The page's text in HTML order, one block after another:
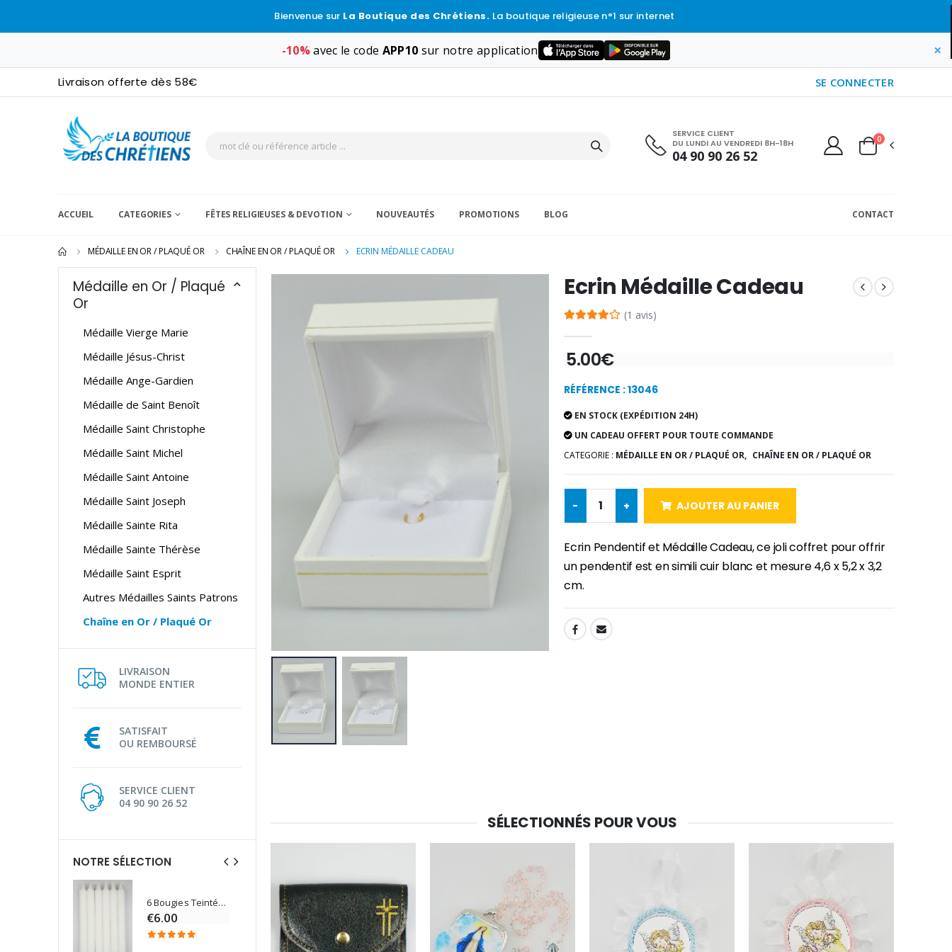
Bienvenue sur La Boutique des Chrétiens. La boutique religieuse n°1 sur internet
-10%avec le code APP10 sur notre application ×
Livraison offerte dès 58€ SE CONNECTER
SERVICE CLIENT
DU LUNDI AU VENDREDI 8H-18H
04 90 90 26 52
0
ACCUEIL CATEGORIES FÊTES RELIGIEUSES & DEVOTION NOUVEAUTÉS PROMOTIONS BLOG CONTACT
MÉDAILLE EN OR / PLAQUÉ OR CHAÎNE EN OR / PLAQUÉ OR ECRIN MÉDAILLE CADEAU
Médaille en Or / Plaqué
Or
Médaille Vierge Marie
Médaille Jésus-Christ
Médaille Ange-Gardien
Médaille de Saint Benoît
Médaille Saint Christophe
Médaille Saint Michel
Médaille Saint Antoine
Médaille Saint Joseph
Médaille Sainte Rita
Médaille Sainte Thérèse
Médaille Saint Esprit
Autres Médailles Saints Patrons
Chaîne en Or / Plaqué Or
LIVRAISON
MONDE ENTIER
SATISFAIT
OU REMBOURSÉ
SERVICE CLIENT
04 90 90 26 52
NOTRE SÉLECTION
6 Bougies Teintées Masse Couleur Blanche
€6.00
-30%
Une bougie 150 gr et votre Prière déposées à Lourdes
€10.00 €7.00
€6.00
Ecrin Médaille Cadeau
(1 avis)
5.00€
RÉFÉRENCE : 13046
EN STOCK (EXPÉDITION 24H)
UN CADEAU OFFERT POUR TOUTE COMMANDE
CATEGORIE : MÉDAILLE EN OR / PLAQUÉ OR, CHAÎNE EN OR / PLAQUÉ OR
- + AJOUTER AU PANIER
Ecrin Pendentif et Médaille Cadeau, ce joli coffret pour offrir
un pendentif est en simili cuir blanc et mesure 4,6 x 5,2 x 3,2
cm.
SHARE:
SÉLECTIONNÉS POUR VOUS